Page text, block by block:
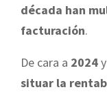
década han
facturación.
De cara a 2024
situar la